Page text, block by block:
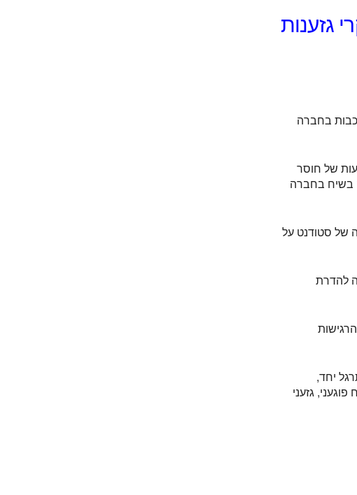
גזענות
בחברה
של חוסר
בשיח בחברה
של סטודנט על
להדרת
יחד,
גזעני